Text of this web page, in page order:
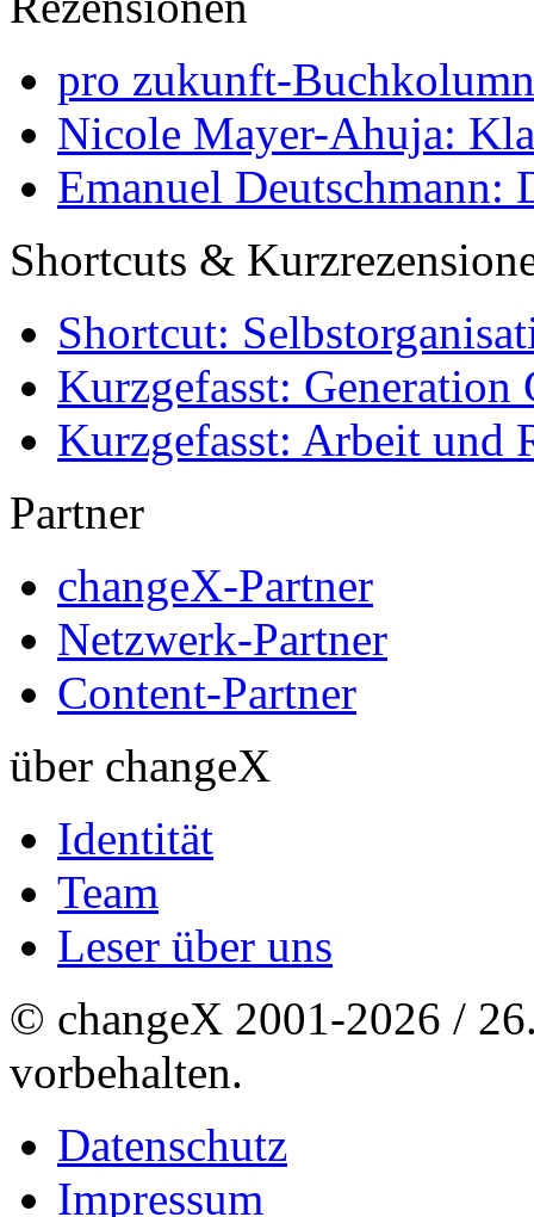
pro zukunft-
Nicole Mayer-Ahuja:
Emanuel Deutschmann:
Shortcuts &
Shortcut:
Kurzgefasst: Generation
Kurzgefasst: Arbeit und
Partner
changeX-Partner
Netzwerk-Partner
Content-Partner
über changeX
Identität
Team
Leser über uns
© changeX 2001-2026 /
vorbehalten.
Datenschutz
Impressum